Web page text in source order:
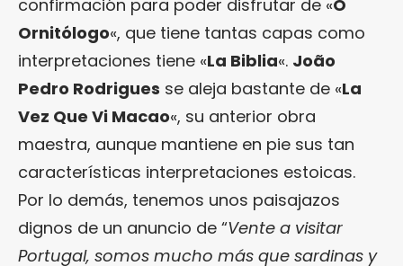
confirmación para poder disfrutar de «O
Ornitólogo«, que tiene tantas capas como
interpretaciones tiene «La Biblia«. João
Pedro Rodrigues se aleja bastante de «La
Vez Que Vi Macao«, su anterior obra
maestra, aunque mantiene en pie sus tan
características interpretaciones estoicas.
Por lo demás, tenemos unos paisajazos
dignos de un anuncio de “Vente a visitar
Portugal, somos mucho más que sardinas y